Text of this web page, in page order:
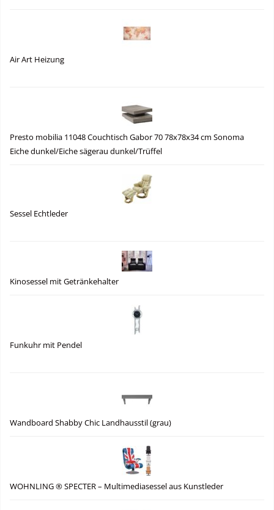
Air Art Heizung
Presto mobilia 11048 Couchtisch Gabor 70 78x78x34 cm Sonoma
Eiche dunkel/Eiche sägerau dunkel/Trüffel
Sessel Echtleder
Kinosessel mit Getränkehalter
Funkuhr mit Pendel
Wandboard Shabby Chic Landhausstil (grau)
WOHNLING ® SPECTER – Multimediasessel aus Kunstleder